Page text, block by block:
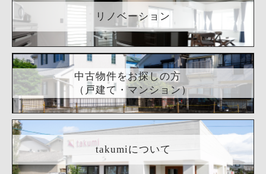
リノベーション
中古物件をお探しの方
（戸建て・マンション）
takumiについて